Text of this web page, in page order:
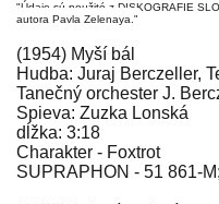
"Údaje sú použité z DISKOGRAFIE
autora Pavla Zelenaya."
(1954) Myší bál
Hudba: Juraj Berczeller,
Tanečný orchester J.
Spieva: Zuzka Lonská
dĺžka: 3:18
Charakter - Foxtrot
SUPRAPHON - 51 861-